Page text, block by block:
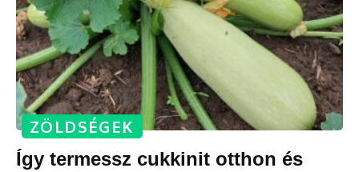
ZÖLDSÉGEK
Így termessz cukkinit otthon és